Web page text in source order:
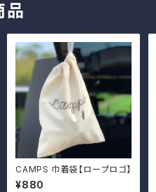
品
CAMPS 巾着袋【ロープロゴ】
¥880